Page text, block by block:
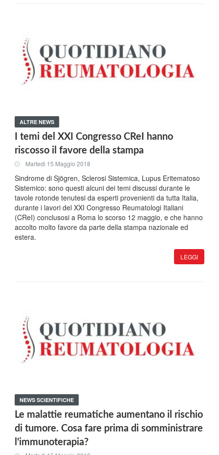
ALTRE NEWS
I temi del XXI Congresso CReI hanno
riscosso il favore della stampa
Martedi 15 Maggio 2018
Sindrome di Sjögren, Sclerosi Sistemica, Lupus Eritematoso
Sistemico: sono questi alcuni dei temi discussi durante le
tavole rotonde tenutesi da esperti provenienti da tutta Italia,
durante i lavori del XXI Congresso Reumatologi Italiani
(CReI) conclusosi a Roma lo scorso 12 maggio, e che hanno
accolto molto favore da parte della stampa nazionale ed
estera.
LEGGI
NEWS SCIENTIFICHE
Le malattie reumatiche aumentano il rischio
di tumore. Cosa fare prima di somministrare
l'immunoterapia?